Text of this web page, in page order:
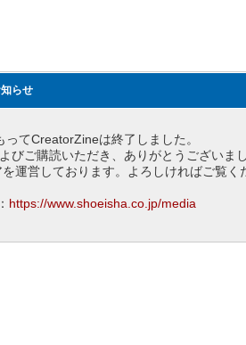
らせ
てCreatorZineは終了しました。
びご購読いただき、ありがとうございまし
運営しております。よろしければご覧く
https://www.shoeisha.co.jp/media